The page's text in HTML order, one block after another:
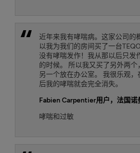
近年来我有哮喘病。这家公司的
以我为我们的房间买了一台
没有哮喘发作！我从那以后只发
的时候。 所以我又买了另外两个
另一个放在办公室。 我很乐观，
后我的哮喘就会完全消失。
Fabien Carpentier用户，法国诺
哮喘和过敏